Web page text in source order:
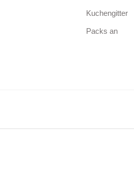
Kuchengitter
Packs an